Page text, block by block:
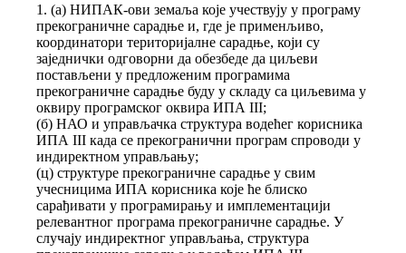
1. (а) НИПАК-ови земаља које учествују у програму
прекограничне сарадње и, где је применљиво,
координатори територијалне сарадње, који су
заједнички одговорни да обезбеде да циљеви
постављени у предложеним програмима
прекограничне сарадње буду у складу са циљевима у
оквиру програмског оквира ИПА III;
(б) НАО и управљачка структура водећег корисника
ИПА III када се прекогранични програм спроводи у
индиректном управљању;
(ц) структуре прекограничне сарадње у свим
учесницима ИПА корисника које ће блиско
сарађивати у програмирању и имплементацији
релевантног програма прекограничне сарадње. У
случају индиректног управљања, структура